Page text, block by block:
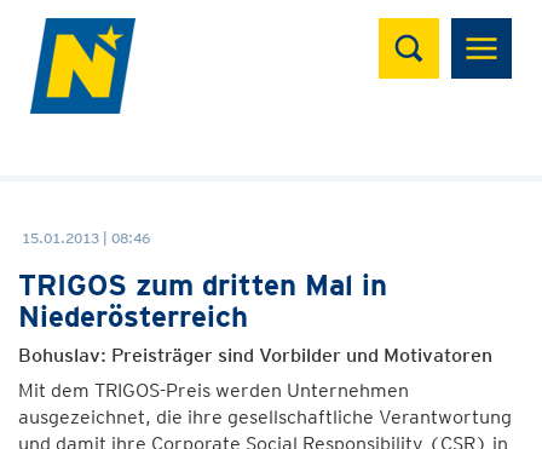
Suchen
15.01.2013 | 08:46
TRIGOS zum dritten Mal in
Niederösterreich
Bohuslav: Preisträger sind Vorbilder und Motivatoren
Mit dem TRIGOS-Preis werden Unternehmen
ausgezeichnet, die ihre gesellschaftliche Verantwortung
und damit ihre Corporate Social Responsibility (CSR) in